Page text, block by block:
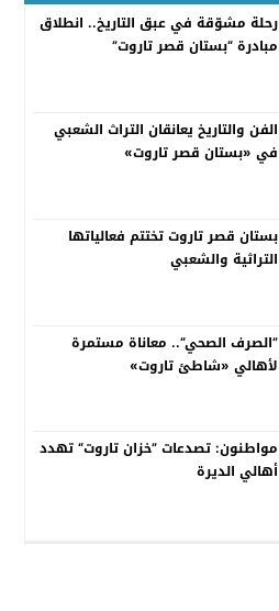
رحلة مشوّقة في عبق التاريخ.. انطلاق
مبادرة “بستان قصر تاروت”
الفن والتاريخ يعانقان التراث الشعبي
في «بستان قصر تاروت»
بستان قصر تاروت تختتم فعالياتها
التراثية والشعبي
”الصرف الصحي“.. معاناة مستمرة
لأهالي «شاطئ تاروت»
مواطنون: تصدعات ”خزان تاروت“ تهدد
أهالي الديرة